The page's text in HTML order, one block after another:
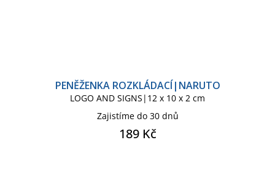
PENĚŽENKA ROZKLÁDACÍ|NARUTO
LOGO AND SIGNS|12 x 10 x 2 cm
Zajistíme do 30 dnů
189 Kč